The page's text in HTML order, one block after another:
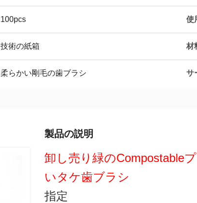
100pcs 使
技術の紙箱 材
柔らかい剛毛の歯ブラシ サ
製品の説明
卸し売り緑のCompostable
いタケ歯ブラシ
指定